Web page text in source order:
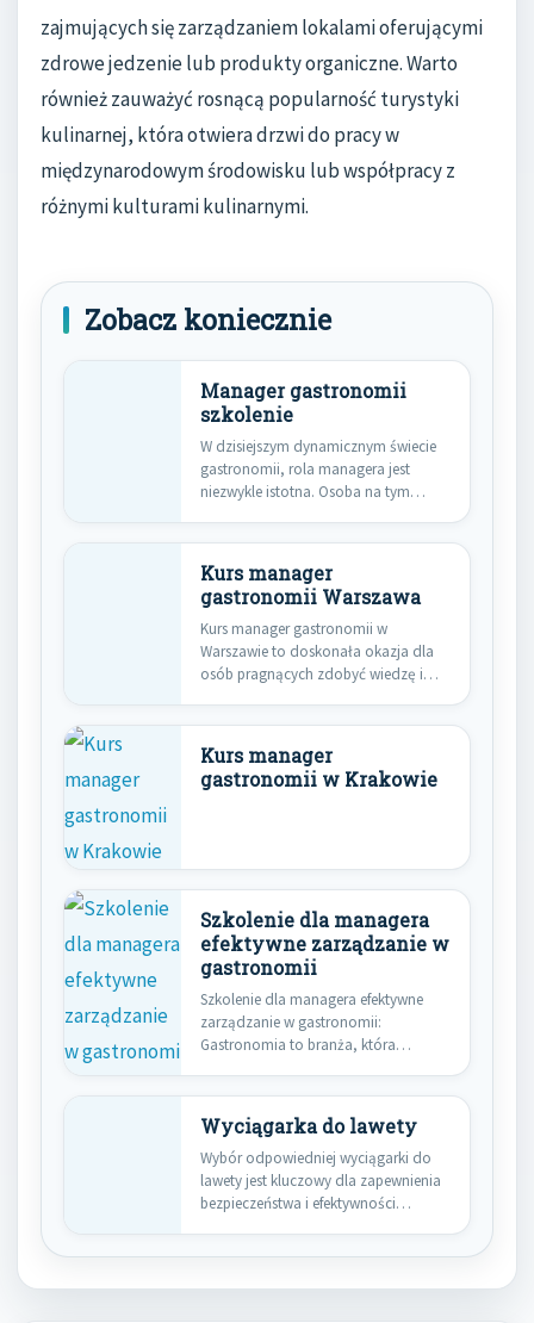
zajmujących się zarządzaniem lokalami oferującymi
zdrowe jedzenie lub produkty organiczne. Warto
również zauważyć rosnącą popularność turystyki
kulinarnej, która otwiera drzwi do pracy w
międzynarodowym środowisku lub współpracy z
różnymi kulturami kulinarnymi.
Zobacz koniecznie
Manager gastronomii
szkolenie
W dzisiejszym dynamicznym świecie
gastronomii, rola managera jest
niezwykle istotna. Osoba na tym
Kurs manager
gastronomii Warszawa
Kurs manager gastronomii w
Warszawie to doskonała okazja dla
osób pragnących zdobyć wiedzę i
Kurs manager
gastronomii w Krakowie
Szkolenie dla managera
efektywne zarządzanie w
gastronomii
Szkolenie dla managera efektywne
zarządzanie w gastronomii:
Gastronomia to branża, która
Wyciągarka do lawety
Wybór odpowiedniej wyciągarki do
lawety jest kluczowy dla zapewnienia
bezpieczeństwa i efektywności